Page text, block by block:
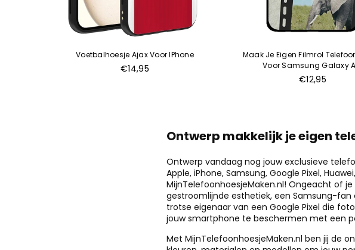
Voetbalhoesje Ajax Voor IPhone
€14,95
Maak Je Eigen Filmrol
Voor Samsung Galaxy
Normale
€12,95
Ontwerp makkelijk je eigen
Ontwerp vandaag nog jouw exclusieve
Apple, iPhone, Samsung, Google Pixel,
MijnTelefoonhoesjeMaken.nl! Ongeacht of
gestroomlijnde esthetiek, een Samsung-
trotse eigenaar van een Google Pixel die
jouw smartphone te beschermen met een
Met MijnTelefoonhoesjeMaken.nl ben jij de